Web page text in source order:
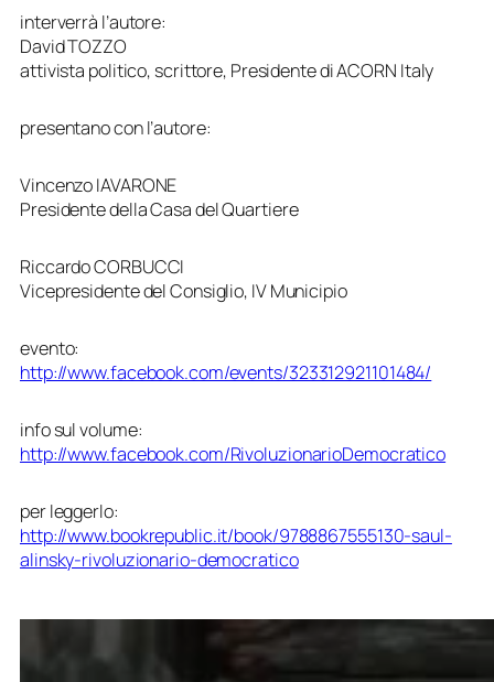
interverrà l’autore:
David TOZZO
attivista politico, scrittore, Presidente di ACORN Italy
presentano con l’autore:
Vincenzo IAVARONE
Presidente della Casa del Quartiere
Riccardo CORBUCCI
Vicepresidente del Consiglio, IV Municipio
evento:
http://www.facebook.com/events/323312921101484/
info sul volume:
http://www.facebook.com/RivoluzionarioDemocratico
per leggerlo:
http://www.bookrepublic.it/book/9788867555130-saul-
alinsky-rivoluzionario-democratico